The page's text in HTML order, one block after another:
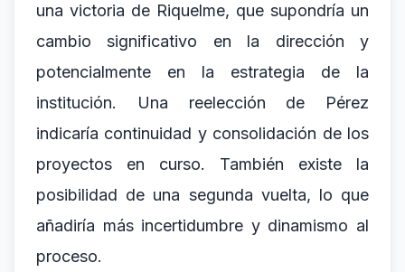
una victoria de Riquelme, que supondría un
cambio significativo en la dirección y
potencialmente en la estrategia de la
institución. Una reelección de Pérez
indicaría continuidad y consolidación de los
proyectos en curso. También existe la
posibilidad de una segunda vuelta, lo que
añadiría más incertidumbre y dinamismo al
proceso.